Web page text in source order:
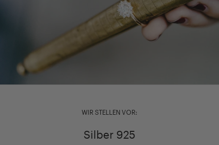
WIR STELLEN VOR:
Silber 925